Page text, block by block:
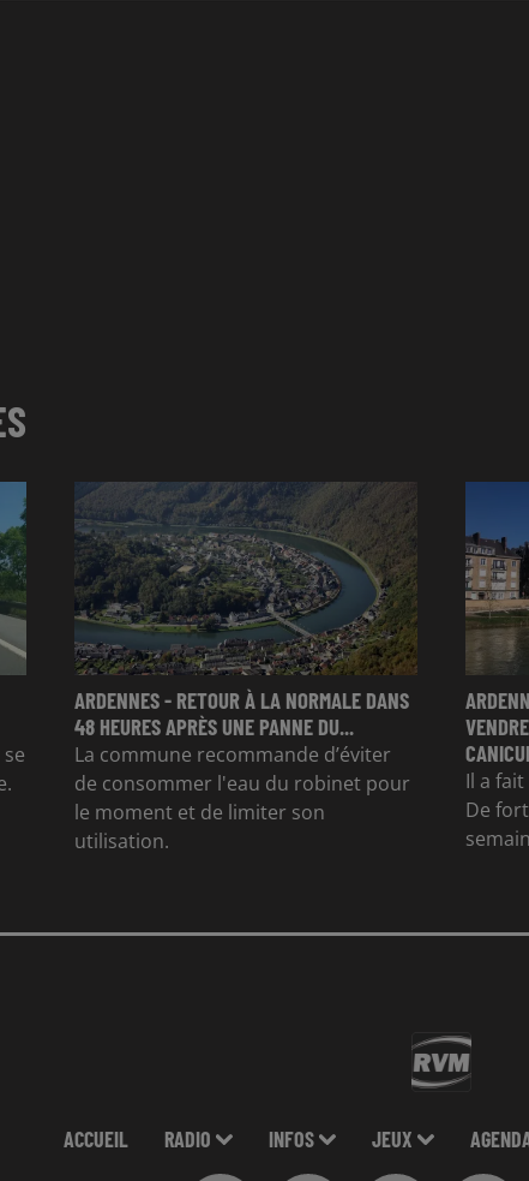
ARDENNES - RETOUR À LA NORMALE DANS
48 HEURES APRÈS UNE PANNE DU...
La commune recommande d’éviter
de consommer l'eau du robinet pour
le moment et de limiter son
utilisation.
Il a
De
ACCUEIL RADIO INFOS JEUX